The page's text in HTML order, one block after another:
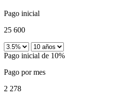
Pago inicial
25 600
Pago inicial de 10%
Pago por mes
2 278